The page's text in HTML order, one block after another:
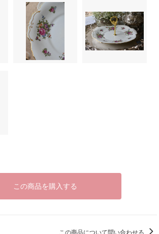
この商品を購入する
この商品について問い合わせる